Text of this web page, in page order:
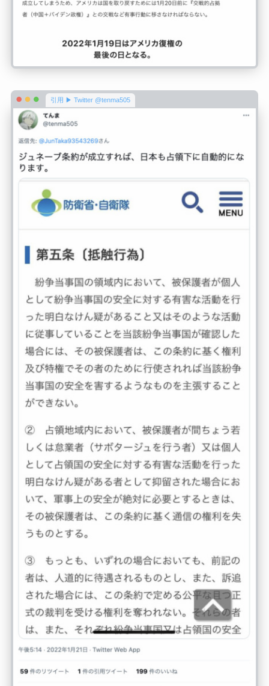
引用 ▶ Twitter @tenma505